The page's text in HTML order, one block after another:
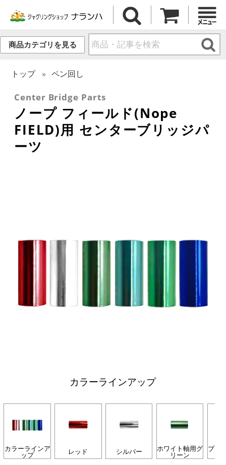
商品カテゴリを見る
トップ ペン回し
Center Bridge Parts
ノープ フィールド(Nope
FIELD)用 センターブリッジパ
ーツ
カラーラインアップ
カラーラインア
ップ レッド シルバー ホワイト軸用グ
リーン
ブラ